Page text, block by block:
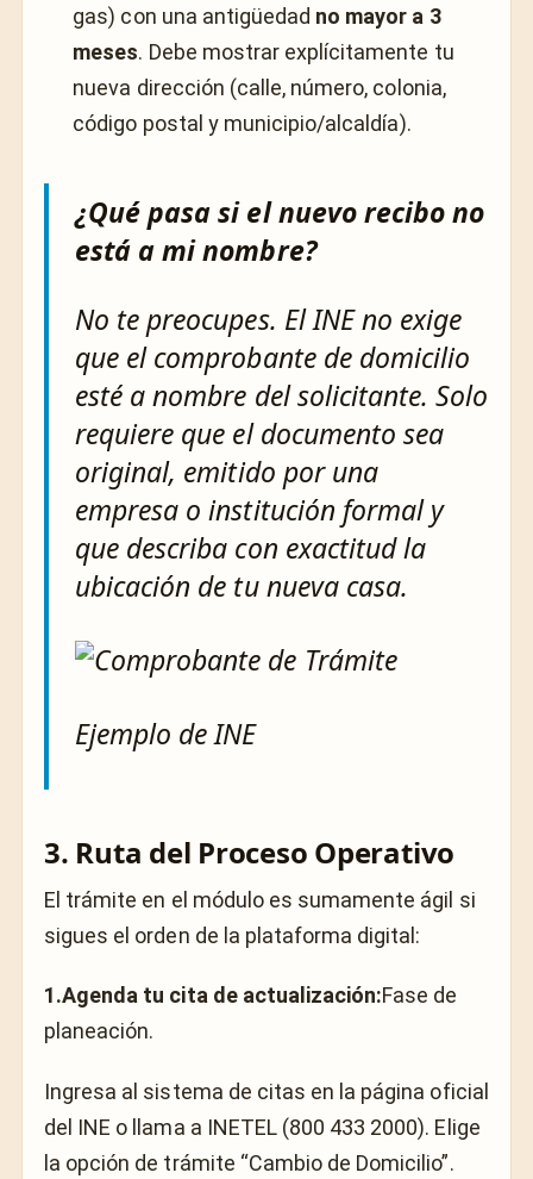
gas) con una antigüedad no mayor a 3
meses. Debe mostrar explícitamente tu
nueva dirección (calle, número, colonia,
código postal y municipio/alcaldía).
¿Qué pasa si el nuevo recibo no
está a mi nombre?
No te preocupes. El INE no exige
que el comprobante de domicilio
esté a nombre del solicitante. Solo
requiere que el documento sea
original, emitido por una
empresa o institución formal y
que describa con exactitud la
ubicación de tu nueva casa.
Ejemplo de INE
3. Ruta del Proceso Operativo
El trámite en el módulo es sumamente ágil si
sigues el orden de la plataforma digital:
1.Agenda tu cita de actualización:Fase de
planeación.
Ingresa al sistema de citas en la página oficial
del INE o llama a INETEL (800 433 2000). Elige
la opción de trámite “Cambio de Domicilio”.